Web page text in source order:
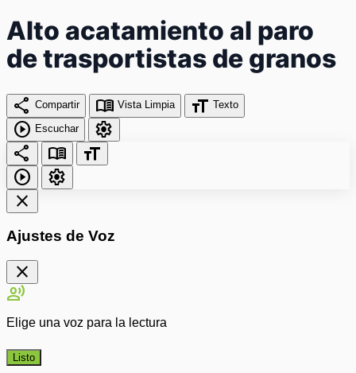
Alto acatamiento al paro
de trasportistas de granos
share Compartir menu_book Vista Limpia format_size Texto
play_circle Escuchar
settings
share
menu_book
format_size
play_circle
settings
close
Ajustes de Voz
close
record_voice_over
Elige una voz para la lectura
Listo